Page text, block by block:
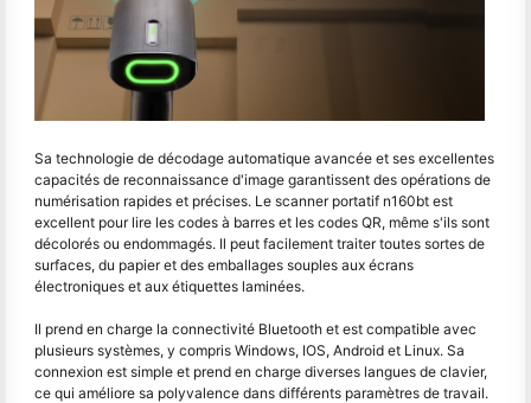
Sa technologie de décodage automatique avancée et ses excellentes
capacités de reconnaissance d'image garantissent des opérations de
numérisation rapides et précises. Le scanner portatif n160bt est
excellent pour lire les codes à barres et les codes QR, même s'ils sont
décolorés ou endommagés. Il peut facilement traiter toutes sortes de
surfaces, du papier et des emballages souples aux écrans
électroniques et aux étiquettes laminées.
Il prend en charge la connectivité Bluetooth et est compatible avec
plusieurs systèmes, y compris Windows, IOS, Android et Linux. Sa
connexion est simple et prend en charge diverses langues de clavier,
ce qui améliore sa polyvalence dans différents paramètres de travail.